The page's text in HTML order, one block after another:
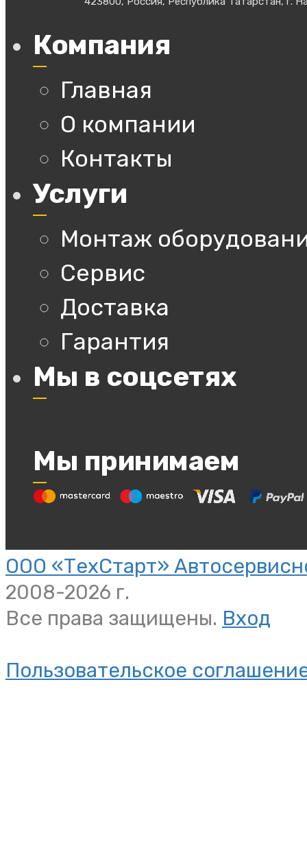
Компания
Главная
О компании
Контакты
Услуги
Монтаж
Сервис
Доставка
Гарантия
Мы в соцсетях
Мы принимаем
ООО «ТехСтарт»
2008-2026 г.
Все права защищены. Вход
Пользовательское